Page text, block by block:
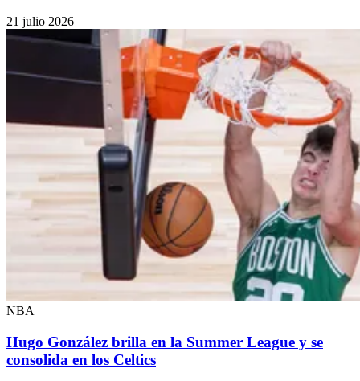
21 julio 2026
NBA
Hugo González brilla en la Summer League y se
consolida en los Celtics